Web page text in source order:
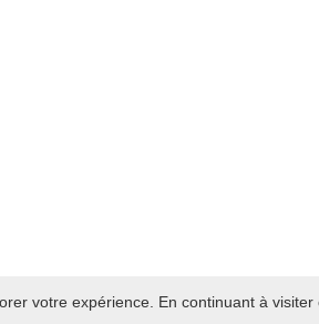
votre expérience. En continuant à